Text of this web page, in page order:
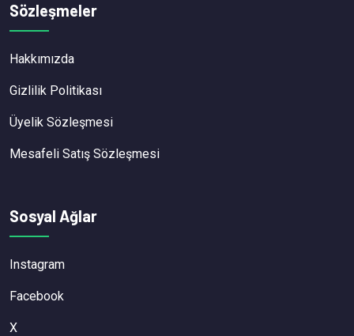
Sözleşmeler
Hakkımızda
Gizlilik Politikası
Üyelik Sözleşmesi
Mesafeli Satış Sözleşmesi
Sosyal Ağlar
Instagram
Facebook
X